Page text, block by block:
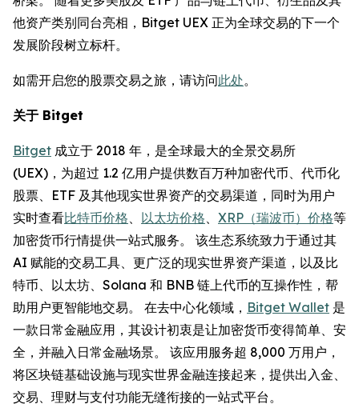
他资产类别同台亮相，Bitget UEX 正为全球交易的下一个
发展阶段树立标杆。
如需开启您的股票交易之旅，请访问此处。
关于 Bitget
Bitget 成立于 2018 年，是全球最大的全景交易所
(UEX)，为超过 1.2 亿用户提供数百万种加密代币、代币化
股票、ETF 及其他现实世界资产的交易渠道，同时为用户
实时查看比特币价格 以太坊价格 XRP（瑞波币）价格等
加密货币行情提供一站式服务。 该生态系统致力于通过其
AI 赋能的交易工具、更广泛的现实世界资产渠道，以及比
特币、以太坊、Solana 和 BNB 链上代币的互操作性，帮
助用户更智能地交易。 在去中心化领域， Bitget Wallet 是
一款日常金融应用，其设计初衷是让加密货币变得简单、安
全，并融入日常金融场景。 该应用服务超 8,000 万用户，
将区块链基础设施与现实世界金融连接起来，提供出入金、
交易、理财与支付功能无缝衔接的一站式平台。